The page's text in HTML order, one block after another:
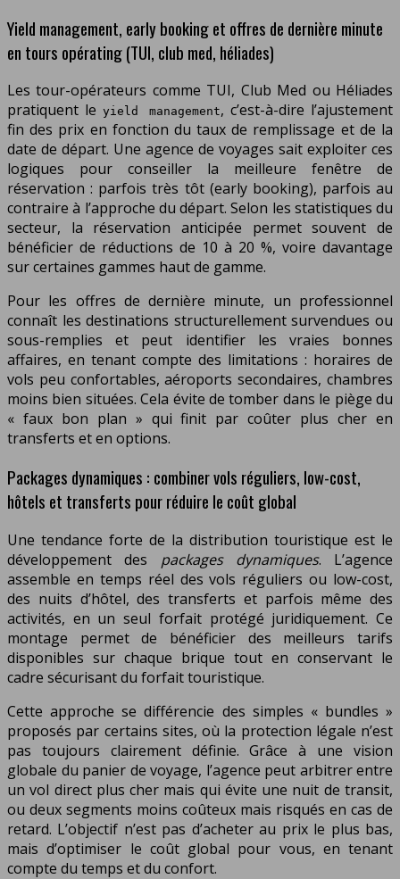
Yield management, early booking et offres de dernière minute
en tours opérating (TUI, club med, héliades)
Les tour-opérateurs comme TUI, Club Med ou Héliades
pratiquent leyield management, c’est-à-dire l’ajustement
fin des prix en fonction du taux de remplissage et de la
date de départ. Une agence de voyages sait exploiter ces
logiques pour conseiller la meilleure fenêtre de
réservation : parfois très tôt (early booking), parfois au
contraire à l’approche du départ. Selon les statistiques du
secteur, la réservation anticipée permet souvent de
bénéficier de réductions de 10 à 20 %, voire davantage
sur certaines gammes haut de gamme.
Pour les offres de dernière minute, un professionnel
connaît les destinations structurellement survendues ou
sous-remplies et peut identifier les vraies bonnes
affaires, en tenant compte des limitations : horaires de
vols peu confortables, aéroports secondaires, chambres
moins bien situées. Cela évite de tomber dans le piège du
« faux bon plan » qui finit par coûter plus cher en
transferts et en options.
Packages dynamiques : combiner vols réguliers, low-cost,
hôtels et transferts pour réduire le coût global
Une tendance forte de la distribution touristique est le
développement des packages dynamiques. L’agence
assemble en temps réel des vols réguliers ou low-cost,
des nuits d’hôtel, des transferts et parfois même des
activités, en un seul forfait protégé juridiquement. Ce
montage permet de bénéficier des meilleurs tarifs
disponibles sur chaque brique tout en conservant le
cadre sécurisant du forfait touristique.
Cette approche se différencie des simples « bundles »
proposés par certains sites, où la protection légale n’est
pas toujours clairement définie. Grâce à une vision
globale du panier de voyage, l’agence peut arbitrer entre
un vol direct plus cher mais qui évite une nuit de transit,
ou deux segments moins coûteux mais risqués en cas de
retard. L’objectif n’est pas d’acheter au prix le plus bas,
mais d’optimiser le coût global pour vous, en tenant
compte du temps et du confort.